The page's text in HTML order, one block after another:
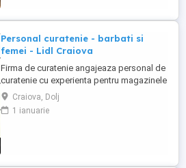
Personal curatenie - barbati si
femei - Lidl Craiova
Firma de curatenie angajeaza personal de
curatenie cu experienta pentru magazinele
Lidl din Craiova. Program o zi cu o zi.
Personalul de curatenie va asigura:
curatarea aparatelor de reciclat sticle si
Craiova, Dolj
1 ianuarie